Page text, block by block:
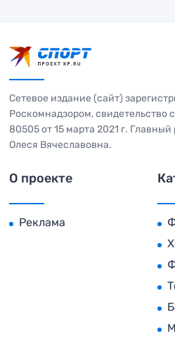
Сетевое издание (сайт)
Роскомнадзором,
80505 от 15 марта 2021 г.
Олеся Вячеславовна.
О проекте
Реклама